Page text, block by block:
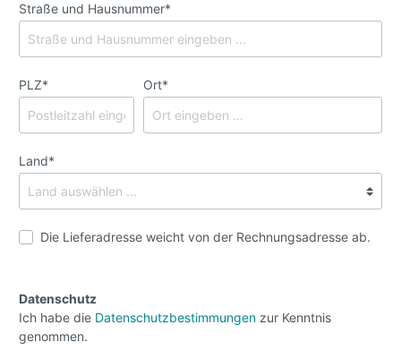
Straße und Hausnummer*
PLZ* Ort*
Land*
Die Lieferadresse weicht von der Rechnungsadresse ab.
Datenschutz
Ich habe die Datenschutzbestimmungen zur Kenntnis
genommen.